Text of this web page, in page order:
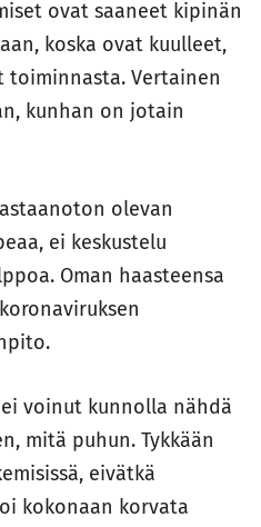
ovat saaneet kipinän
koska ovat kuulleet,
Vertainen
kunhan on jotain
olevan
ei keskustelu
Oman haasteensa
voinut kunnolla nähdä
mitä puhun. Tykkään
eivätkä
kokonaan korvata